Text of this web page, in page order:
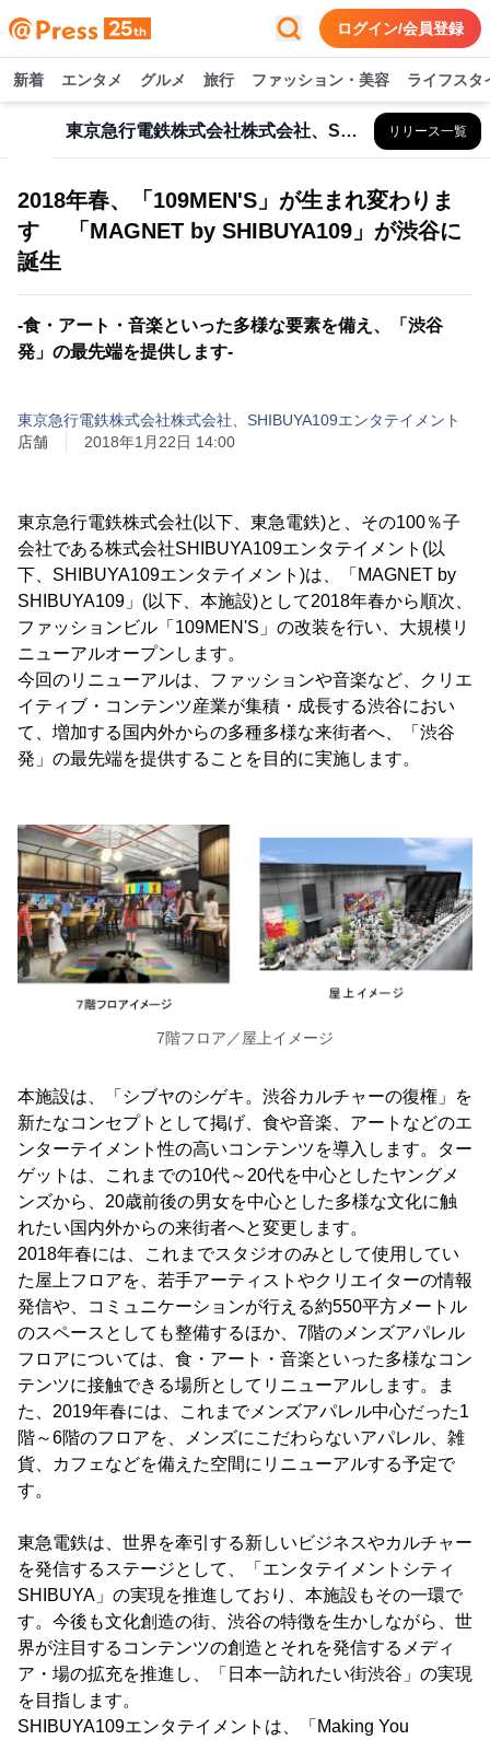
ログイン/会員登録
新着 エンタメ グルメ 旅行 ファッション・美容 ライフスタ
東京急行電鉄株式会社株式会社、SHIBUYA109エンタテイメント リリース一覧
2018年春、「109MEN'S」が生まれ変わりま
す 「MAGNET by SHIBUYA109」が渋谷に
誕生
-食・アート・音楽といった多様な要素を備え、「渋谷
発」の最先端を提供します-
東京急行電鉄株式会社株式会社、SHIBUYA109エンタテイメント
店舗
2018年1月22日 14:00
東京急行電鉄株式会社(以下、東急電鉄)と、その100％子
会社である株式会社SHIBUYA109エンタテイメント(以
下、SHIBUYA109エンタテイメント)は、「MAGNET by
SHIBUYA109」(以下、本施設)として2018年春から順次、
ファッションビル「109MEN'S」の改装を行い、大規模リ
ニューアルオープンします。
今回のリニューアルは、ファッションや音楽など、クリエ
イティブ・コンテンツ産業が集積・成長する渋谷におい
て、増加する国内外からの多種多様な来街者へ、「渋谷
発」の最先端を提供することを目的に実施します。
7階フロア／屋上イメージ
本施設は、「シブヤのシゲキ。渋谷カルチャーの復権」を
新たなコンセプトとして掲げ、食や音楽、アートなどのエ
ンターテイメント性の高いコンテンツを導入します。ター
ゲットは、これまでの10代～20代を中心としたヤングメ
ンズから、20歳前後の男女を中心とした多様な文化に触
れたい国内外からの来街者へと変更します。
2018年春には、これまでスタジオのみとして使用してい
た屋上フロアを、若手アーティストやクリエイターの情報
発信や、コミュニケーションが行える約550平方メートル
のスペースとしても整備するほか、7階のメンズアパレル
フロアについては、食・アート・音楽といった多様なコン
テンツに接触できる場所としてリニューアルします。ま
た、2019年春には、これまでメンズアパレル中心だった1
階～6階のフロアを、メンズにこだわらないアパレル、雑
貨、カフェなどを備えた空間にリニューアルする予定で
す。
東急電鉄は、世界を牽引する新しいビジネスやカルチャー
を発信するステージとして、「エンタテイメントシティ
SHIBUYA」の実現を推進しており、本施設もその一環で
す。今後も文化創造の街、渋谷の特徴を生かしながら、世
界が注目するコンテンツの創造とそれを発信するメディ
ア・場の拡充を推進し、「日本一訪れたい街渋谷」の実現
を目指します。
SHIBUYA109エンタテイメントは、「Making You